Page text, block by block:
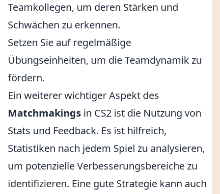
Teamkollegen, um deren Stärken und
Schwächen zu erkennen.
Setzen Sie auf regelmäßige
Übungseinheiten, um die Teamdynamik zu
fördern.
Ein weiterer wichtiger Aspekt des
Matchmakings in CS2 ist die Nutzung von
Stats und Feedback. Es ist hilfreich,
Statistiken nach jedem Spiel zu analysieren,
um potenzielle Verbesserungsbereiche zu
identifizieren. Eine gute Strategie kann auch